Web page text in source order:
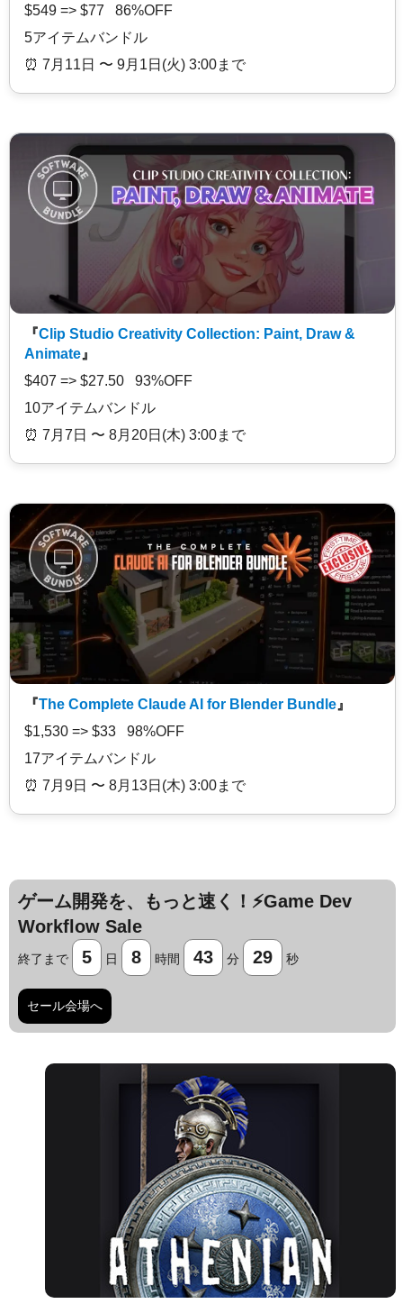
$549 => $77 86%OFF
5アイテムバンドル
⏰️ 7月11日 〜 9月1日(火) 3:00まで
『Clip Studio Creativity Collection: Paint, Draw &
Animate 』
$407 => $27.50 93%OFF
10アイテムバンドル
⏰️ 7月7日 〜 8月20日(木) 3:00まで
『The Complete Claude AI for Blender Bundle 』
$1,530 => $33 98%OFF
17アイテムバンドル
⏰️ 7月9日 〜 8月13日(木) 3:00まで
ゲーム開発を、もっと速く！⚡️Game Dev
Workflow Sale
終了まで 5 日 8 時間 43 分 28 秒
セール会場へ